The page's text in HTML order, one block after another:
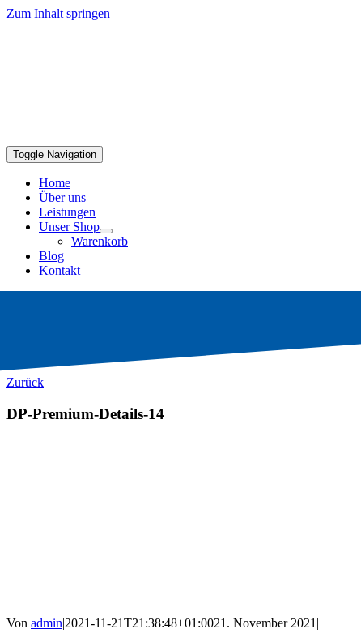
Zum Inhalt springen
Toggle Navigation
Home
Über uns
Leistungen
Unser Shop
Warenkorb
Blog
Kontakt
Zurück
DP-Premium-Details-14
Von admin|2021-11-21T21:38:48+01:0021. November 2021|